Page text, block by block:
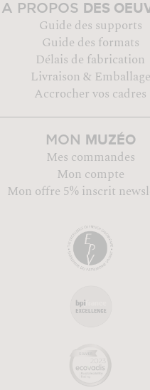
A PROPOS DES
Guide des supports
Guide des formats
Délais de fabrication
Livraison & Emballage
Accrocher vos cadres
MON MUZÉO
Mes commandes
Mon compte
Mon offre 5% inscrit